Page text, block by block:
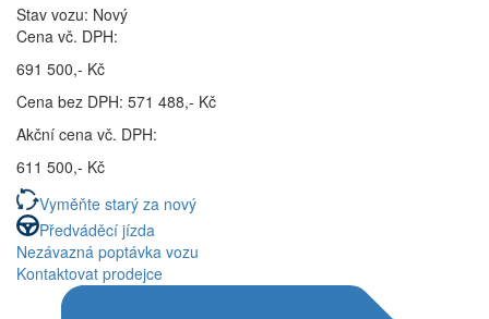
Stav vozu: Nový
Cena vč. DPH:
691 500,- Kč
Cena bez DPH: 571 488,- Kč
Akční cena vč. DPH:
611 500,- Kč
Vyměňte starý za nový
Předváděcí jízda
Nezávazná poptávka vozu
Kontaktovat prodejce